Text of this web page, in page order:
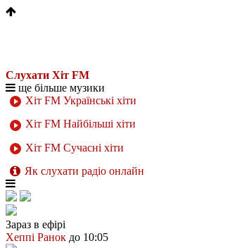
Слухати Хіт FM
ще більше музики
Хіт FM Українські хіти
Хіт FM Найбільші хіти
Хіт FM Сучасні хіти
Як слухати радіо онлайн
Зараз в ефірі
Хеппі Ранок до 10:05